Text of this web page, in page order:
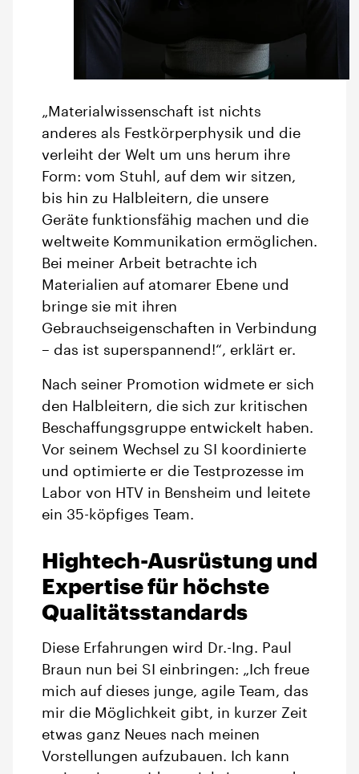
„Materialwissenschaft ist nichts
anderes als Festkörperphysik und die
verleiht der Welt um uns herum ihre
Form: vom Stuhl, auf dem wir sitzen,
bis hin zu Halbleitern, die unsere
Geräte funktionsfähig machen und die
weltweite Kommunikation ermöglichen.
Bei meiner Arbeit betrachte ich
Materialien auf atomarer Ebene und
bringe sie mit ihren
Gebrauchseigenschaften in Verbindung
– das ist superspannend!“, erklärt er.
Nach seiner Promotion widmete er sich
den Halbleitern, die sich zur kritischen
Beschaffungsgruppe entwickelt haben.
Vor seinem Wechsel zu SI koordinierte
und optimierte er die Testprozesse im
Labor von HTV in Bensheim und leitete
ein 35-köpfiges Team.
Hightech-Ausrüstung und
Expertise für höchste
Qualitätsstandards
Diese Erfahrungen wird Dr.-Ing. Paul
Braun nun bei SI einbringen: „Ich freue
mich auf dieses junge, agile Team, das
mir die Möglichkeit gibt, in kurzer Zeit
etwas ganz Neues nach meinen
Vorstellungen aufzubauen. Ich kann